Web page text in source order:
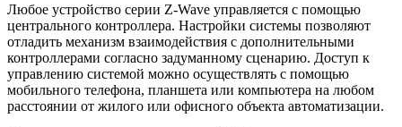
Любое устройство серии Z-Wave управляется с помощью
центрального контроллера. Настройки системы позволяют
отладить механизм взаимодействия с дополнительными
контроллерами согласно задуманному сценарию. Доступ к
управлению системой можно осуществлять с помощью
мобильного телефона, планшета или компьютера на любом
расстоянии от жилого или офисного объекта автоматизации.